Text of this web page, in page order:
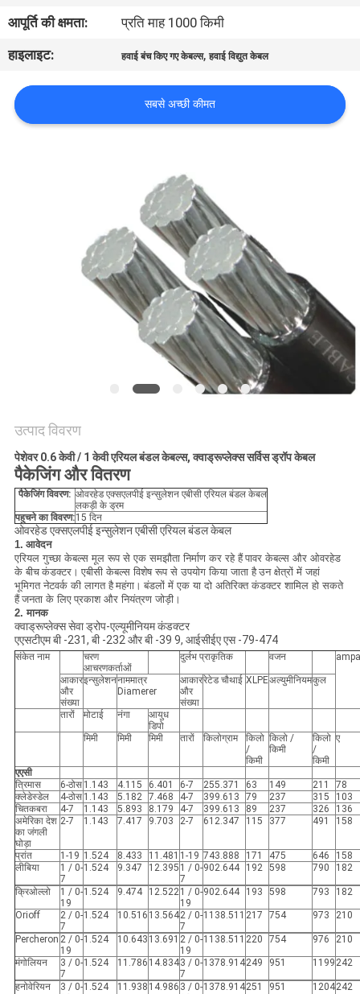
गुणवत्ता
नियंत्रण
हमसे
संपर्क
NEWS
साइटमैप
गोपनीयता
नीति
आपूर्ति की क्षमता:
प्रति माह 1000 किमी
हाइलाइट:
हवाई बंच किए गए केबल्स,हवाई विद्युत केबल
सबसे अच्छी कीमत
उत्पाद विवरण
पेशेवर 0.6 केवी / 1 केवी एरियल बंडल केबल्स, क्वाड्रूप्लेक्स सर्विस ड्रॉप केबल
पैकेजिंग और वितरण
पैकेजिंग विवरण: ओवरहेड एक्सएलपीई इन्सुलेशन एबीसी एरियल बंडल केबल
लकड़ी के ड्रम
पहुचने का विवरण:15 दिन
ओवरहेड एक्सएलपीई इन्सुलेशन एबीसी एरियल बंडल केबल
1. आवेदन
एरियल गुच्छा केबल्स मूल रूप से एक समझौता निर्माण कर रहे हैं पावर केबल्स और ओवरहेड
के बीच कंडक्टर। एबीसी केबल्स विशेष रूप से उपयोग किया जाता है उन क्षेत्रों में जहां
भूमिगत नेटवर्क की लागत है महंगा। बंडलों में एक या दो अतिरिक्त कंडक्टर शामिल हो सकते
हैं जनता के लिए प्रकाश और नियंत्रण जोड़ी।
2. मानक
क्वाड्रूप्लेक्स सेवा ड्रोप-एल्यूमीनियम कंडक्टर
एएसटीएम बी -231, बी -232 और बी -39 9, आईसीईए एस -79-474
संकेत नाम
चरण
आचरणकर्ताओं
दुर्लभ प्राकृतिक वजन
आकार
और
संख्या
इन्सुलेशननाममात्र
Diamerer
आकार
और
संख्या
रेटेड चौथाई XLPEअल्युमीनियमकुल
तारों मोटाई नंगा
आयुध
डिपो
मिमी
मिमी मिमी तारों किलोग्राम
किलो
/
किमी
किलो /
किमी
किलो
/
किमी
ए
एएसी
त्रिमास
6-ठोस 1.143 4.115 6.401 6-7 255.371 63 149 211
78
क्लेडेस्डेल
4-ठोस 1.143 5.182 7.468 4-7 399.613 79 237 315
103
चितकबरा
4-7 1.143 5.893 8.179 4-7 399.613 89 237 326
136
अमेरिका देश
का जंगली
घोड़ा
2-7 1.143 7.417 9.703 2-7 612.347 115 377 491 158
प्रांत 1-19 1.524 8.433 11.481 1-19 743.888 171 475 646
158
लीबिया
1 / 0-
7
1.524 9.347 12.395 1 / 0-
7
902.644 192 598 790 182
क्रिओल्लो
1 / 0-
19
1.524 9.474 12.5221 / 0-
19
902.644 193 598 793 182
Orioff
2 / 0-
7
1.524 10.516 13.5642 / 0-
7
1138.511 217 754 973 210
Percheron 2 / 0-
19
1.524 10.643 13.691 2 / 0-
19
1138.511 220 754 976 210
मंगोलियन
3 / 0-
7
1.524 11.786 14.8343 / 0-
7
1378.914249 951 1199 242
हनोवेरियन
3 / 0-1.524 11.938 14.986 3 / 0-1378.914251 951 1204242